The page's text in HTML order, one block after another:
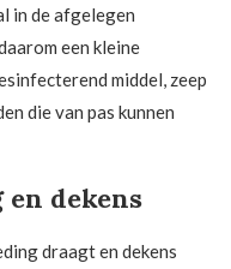
in de afgelegen
een kleine
middel, zeep
die van pas kunnen
dekens
draagt en dekens